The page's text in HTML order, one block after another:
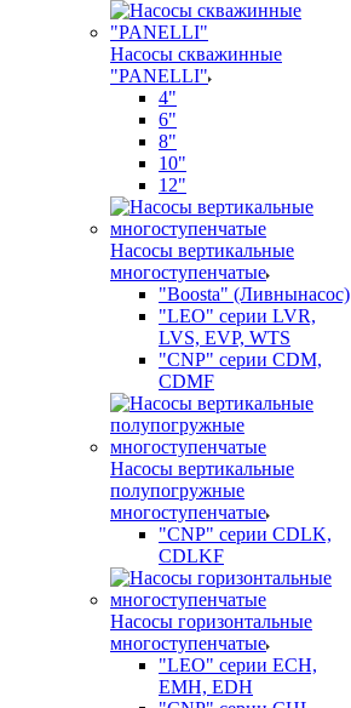
Насосы скважинные
"PANELLI"
4"
6"
8"
10"
12"
Насосы вертикальные
многоступенчатые
"Boosta" (Ливнынасос)
"LEO" серии LVR,
LVS, EVP, WTS
"CNP" серии CDM,
CDMF
Насосы вертикальные
полупогружные
многоступенчатые
"CNP" серии CDLK,
CDLKF
Насосы горизонтальные
многоступенчатые
"LEO" серии ECH,
EMH, EDH